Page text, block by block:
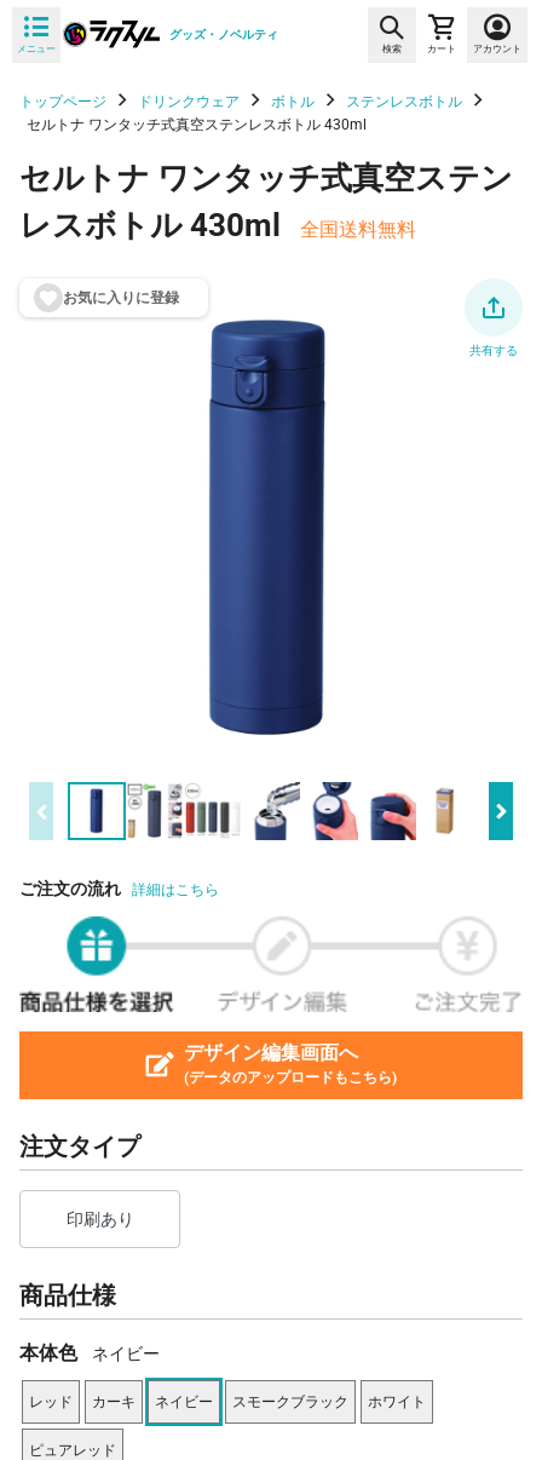
メニュー
グッズ・ノベルティ
検索 カート アカウント
トップページ ドリンクウェア ボトル
ステンレスボトル
セルトナ ワンタッチ式真空ステンレスボトル 430ml
セルトナ ワンタッチ式真空ステン
レスボトル 430ml
全国送料無料
お気に入りに登録
共有する
ご注文の流れ 詳細はこちら
デザイン編集画面へ
(データのアップロードもこちら)
注文タイプ
印刷あり
商品仕様
本体色 ネイビー
レッド カーキ ネイビー スモークブラック ホワイト
ピュアレッド